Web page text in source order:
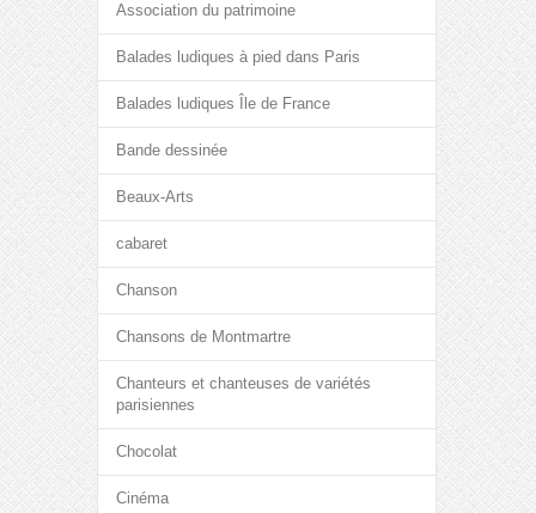
Association du patrimoine
Balades ludiques à pied dans Paris
Balades ludiques Île de France
Bande dessinée
Beaux-Arts
cabaret
Chanson
Chansons de Montmartre
Chanteurs et chanteuses de variétés
parisiennes
Chocolat
Cinéma